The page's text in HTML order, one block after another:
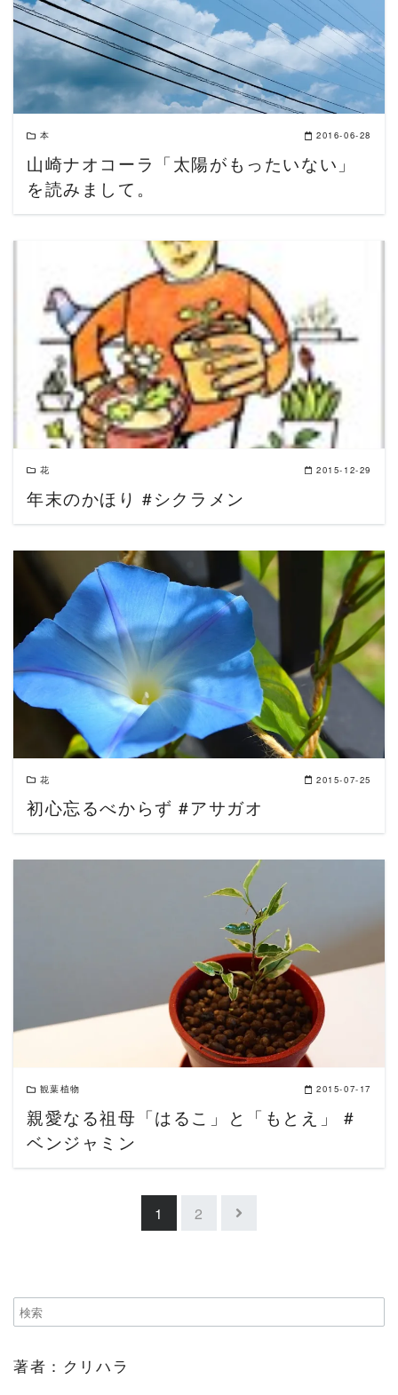
READ MORE
本 2016-06-28
山崎ナオコーラ「太陽がもったいない」
を読みまして。
READ MORE
花 2015-12-29
年末のかほり #シクラメン
READ MORE
花 2015-07-25
初心忘るべからず #アサガオ
READ MORE
観葉植物 2015-07-17
親愛なる祖母「はるこ」と「もとえ」 #
ベンジャミン
1 2
著者：クリハラ